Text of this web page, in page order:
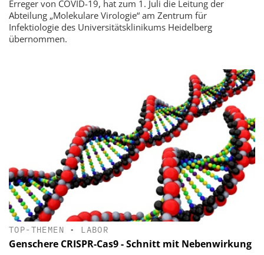
Erreger von COVID-19, hat zum 1. Juli die Leitung der
Abteilung „Molekulare Virologie“ am Zentrum für
Infektiologie des Universitätsklinikums Heidelberg
übernommen.
TOP-THEMEN • LABOR
Genschere CRISPR-Cas9 - Schnitt mit Nebenwirkung